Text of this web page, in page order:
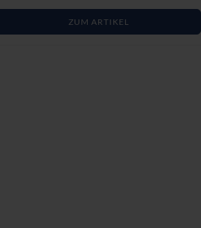
ZUM ARTIKEL